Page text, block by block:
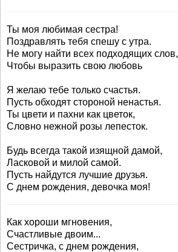
Ты моя любимая сестра!
Поздравлять тебя спешу с утра.
Не могу найти всех подходящих слов,
Чтобы выразить свою любовь
Я желаю тебе только счастья.
Пусть обходят стороной ненастья.
Ты цвети и пахни как цветок,
Словно нежной розы лепесток.
Будь всегда такой изящной дамой,
Ласковой и милой самой.
Пусть найдутся лучшие друзья.
С днем рождения, девочка моя!
Как хороши мгновения,
Счастливые двоим...
Сестричка, с днем рождения,